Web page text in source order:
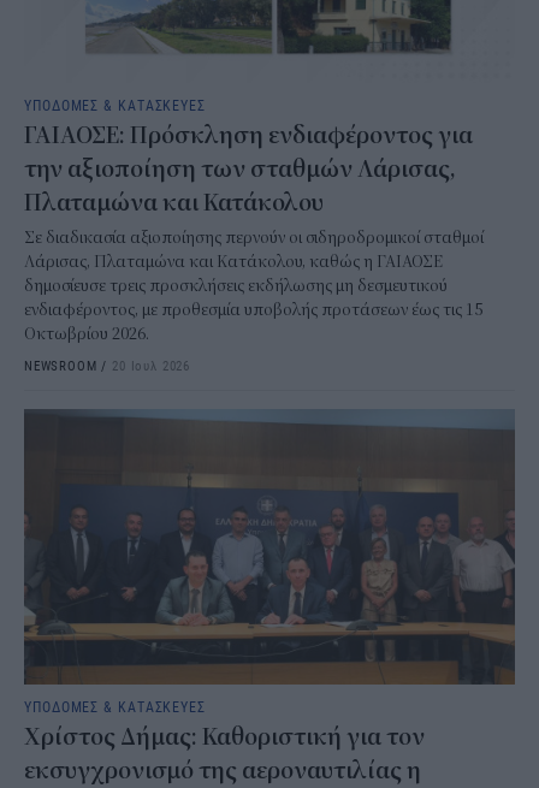
ΥΠΟΔΟΜΕΣ & ΚΑΤΑΣΚΕΥΕΣ
ΓΑΙΑΟΣΕ: Πρόσκληση ενδιαφέροντος για
την αξιοποίηση των σταθμών Λάρισας,
Πλαταμώνα και Κατάκολου
Σε διαδικασία αξιοποίησης περνούν οι σιδηροδρομικοί σταθμοί
Λάρισας, Πλαταμώνα και Κατάκολου, καθώς η ΓΑΙΑΟΣΕ
δημοσίευσε τρεις προσκλήσεις εκδήλωσης μη δεσμευτικού
ενδιαφέροντος, με προθεσμία υποβολής προτάσεων έως τις 15
Οκτωβρίου 2026.
NEWSROOM / 20 Ιουλ 2026
ΥΠΟΔΟΜΕΣ & ΚΑΤΑΣΚΕΥΕΣ
Χρίστος Δήμας: Καθοριστική για τον
εκσυγχρονισμό της αεροναυτιλίας η